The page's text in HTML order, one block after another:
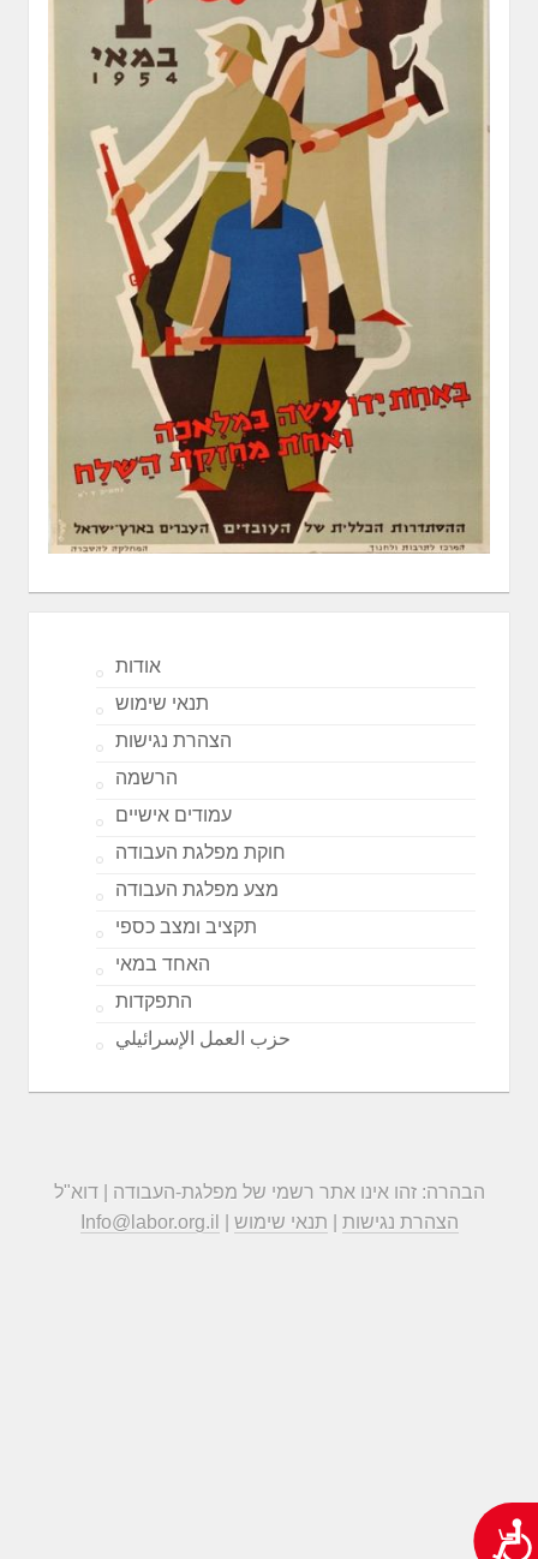
נגישות
אודות
תנאי שימוש
הצהרת נגישות
הרשמה
עמודים אישיים
חוקת מפלגת העבודה
מצע מפלגת העבודה
תקציב ומצב כספי
האחד במאי
התפקדות
حزب العمل الإسرائيلي
הבהרה: זהו אינו אתר רשמי של מפלגת-העבודה | דוא"ל
Info@labor.org.il
הצהרת נגישות תנאי שימוש